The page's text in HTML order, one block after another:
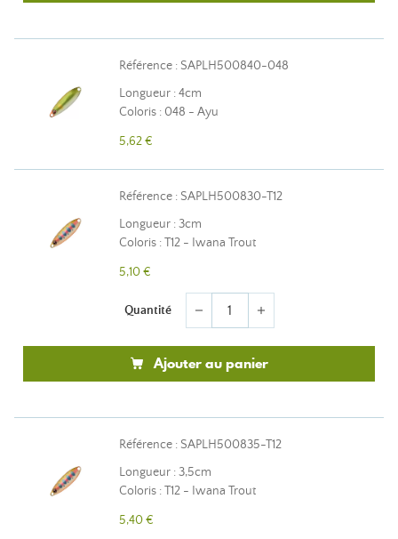
Référence : SAPLH500840-048
Longueur : 4cm
Coloris : 048 - Ayu
5,62 €
Référence : SAPLH500830-T12
Longueur : 3cm
Coloris : T12 - Iwana Trout
5,10 €
Quantité remove add
Ajouter au panier
Référence : SAPLH500835-T12
Longueur : 3,5cm
Coloris : T12 - Iwana Trout
5,40 €